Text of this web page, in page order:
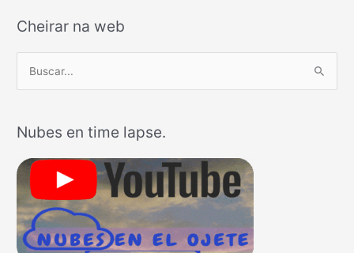
Cheirar na web
c
a
p
o
r
Nubes en time lapse.